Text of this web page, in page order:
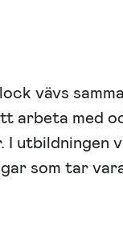
vävs
arbeta med
I utbildningen
som tar